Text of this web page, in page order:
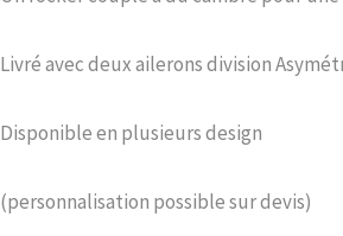
Livré avec deux ailerons division
Disponible en plusieurs design
(personnalisation possible sur devis)